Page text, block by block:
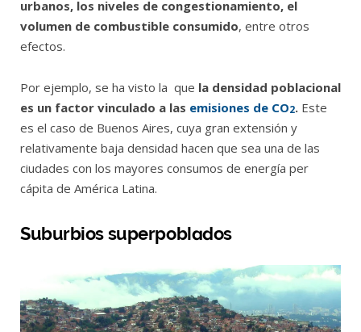
urbanos, los niveles de congestionamiento, el
volumen de combustible consumido, entre otros
efectos.
Por ejemplo, se ha visto la que la densidad poblacional
es un factor vinculado a las emisiones de CO2. Este
es el caso de Buenos Aires, cuya gran extensión y
relativamente baja densidad hacen que sea una de las
ciudades con los mayores consumos de energía per
cápita de América Latina.
Suburbios superpoblados